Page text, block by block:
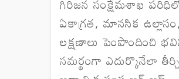
ఏకాగ్రత, మానసిక
లక్షణాలు పెంపొందించి
సమర్థంగా ఎదుర్కొనేలా